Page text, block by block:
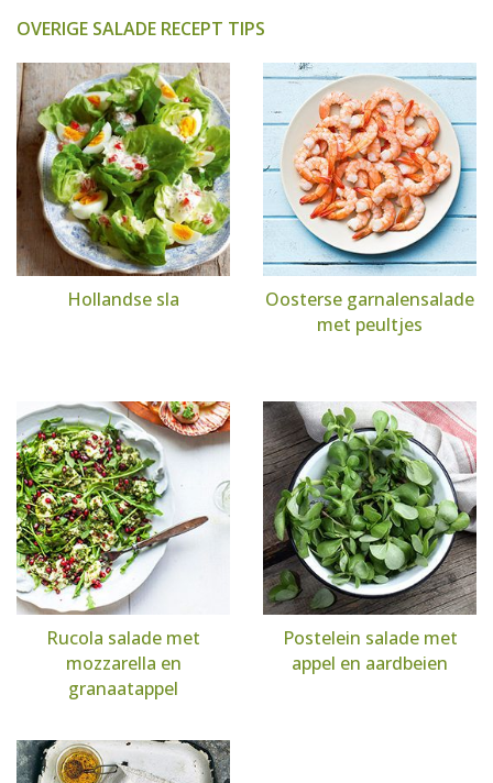
OVERIGE SALADE RECEPT TIPS
Hollandse sla
Oosterse garnalensalade
met peultjes
Rucola salade met
mozzarella en
granaatappel
Postelein salade met
appel en aardbeien